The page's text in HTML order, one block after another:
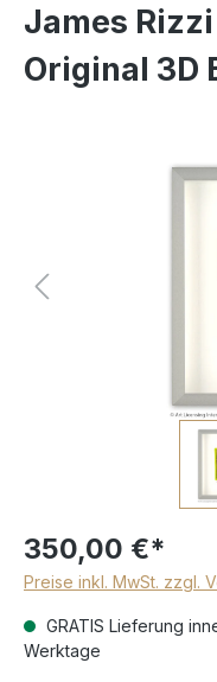
James Rizzi
Original 3D
350,00 €*
Preise inkl. MwSt. zzgl.
GRATIS Lieferung
Werktage